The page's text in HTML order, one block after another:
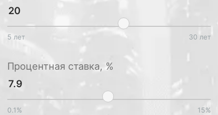
5 лет 30 лет
Процентная ставка, %
0.1% 15%